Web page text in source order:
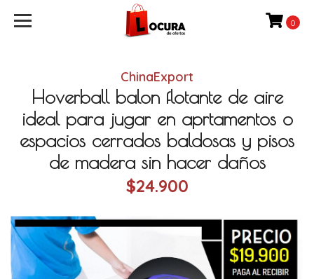
0
ChinaExport
Hoverball balon flotante de aire
ideal para jugar en aprtamentos o
espacios cerrados baldosas y pisos
de madera sin hacer daños
$24.900